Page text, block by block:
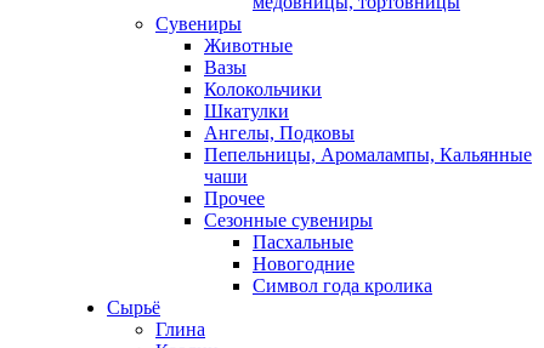
Сувениры
Животные
Вазы
Колокольчики
Шкатулки
Ангелы, Подковы
Пепельницы, Аромалампы, Кальянные
чаши
Прочее
Сезонные сувениры
Пасхальные
Новогодние
Символ года кролика
Сырьё
Глина